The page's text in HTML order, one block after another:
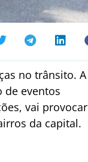
no trânsito. A
de eventos
vai provocar
da capital.